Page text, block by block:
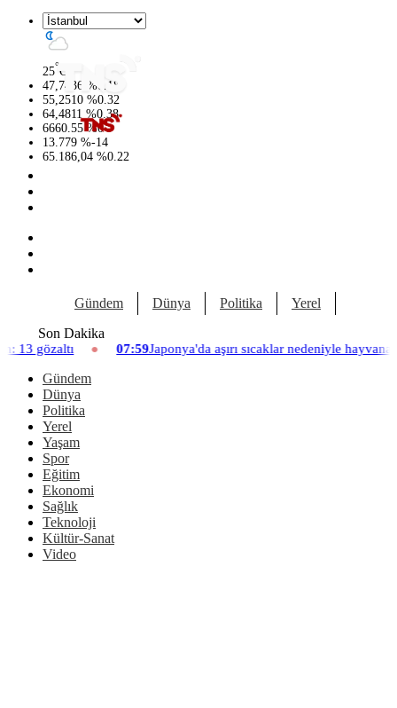
25°C
47,7436 %0.18
55,2510 %0.32
64,4811 %0.38
6660.55 %0
13.779 %-14
65.186,04 %0.22
Gündem Dünya Politika Yerel
Son Dakika
07:59 Japonya'da aşırı sıcaklar nedeniyle hayvanat bahçesinde üç
Gündem
Dünya
Politika
Yerel
Yaşam
Spor
Eğitim
Ekonomi
Sağlık
Teknoloji
Kültür-Sanat
Video